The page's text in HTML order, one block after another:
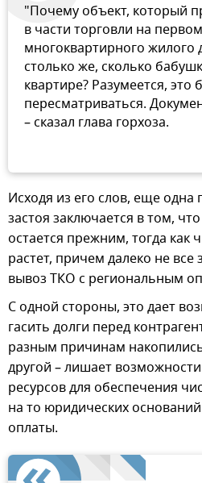
"Почему объект, который
в части торговли на
многоквартирного жилого
столько же, сколько
квартире? Разумеется, это
пересматриваться.
– сказал глава горхоза.
Исходя из его слов, еще
застоя заключается в том,
остается прежним, тогда как
растет, причем далеко не
вывоз ТКО с региональным
С одной стороны, это дает
гасить долги перед
разным причинам
другой – лишает
ресурсов для обеспечения
на то юридических
оплаты.